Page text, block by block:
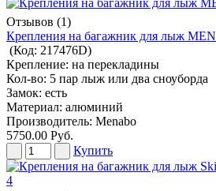
Отзывов (1)
Крепления на багажник для лыж
(Код: 217476D)
Крепление: на перекладины
Кол-во: 5 пар лыж или два сноуборда
Замок: есть
Материал: алюминий
Производитель: Menabo
5750.00 Руб.
Купить